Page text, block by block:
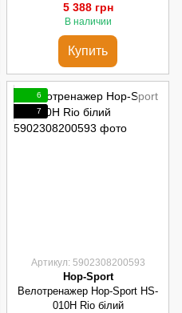
5 388 грн
В наличии
Купить
6
7
Артикул: 5902308200593
Hop-Sport
Велотренажер Hop-Sport HS-
010H Rio білий